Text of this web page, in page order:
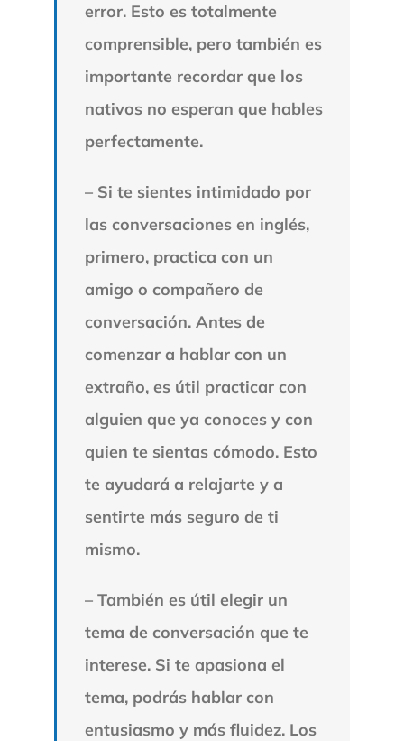
error. Esto es totalmente
comprensible, pero también es
importante recordar que los
nativos no esperan que hables
perfectamente.
– Si te sientes intimidado por
las conversaciones en inglés,
primero, practica con un
amigo o compañero de
conversación. Antes de
comenzar a hablar con un
extraño, es útil practicar con
alguien que ya conoces y con
quien te sientas cómodo. Esto
te ayudará a relajarte y a
sentirte más seguro de ti
mismo.
– También es útil elegir un
tema de conversación que te
interese. Si te apasiona el
tema, podrás hablar con
entusiasmo y más fluidez. Los